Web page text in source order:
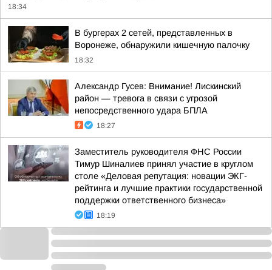
18:34
В бургерах 2 сетей, представленных в
Воронеже, обнаружили кишечную палочку
18:32
Александр Гусев: Внимание! Лискинский
район — тревога в связи с угрозой
непосредственного удара БПЛА
18:27
Заместитель руководителя ФНС России
Тимур Шиналиев принял участие в круглом
столе «Деловая репутация: новации ЭКГ-
рейтинга и лучшие практики государственной
поддержки ответственного бизнеса»
18:19